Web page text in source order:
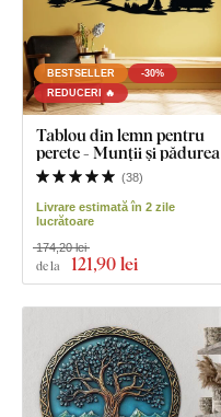
BESTSELLER
-30%
REDUCERI 🔥
Tablou din lemn pentru
perete - Munții și pădurea
(38)
Livrare estimată în 2 zile
lucrătoare
de la 121,90 lei
174,20 lei